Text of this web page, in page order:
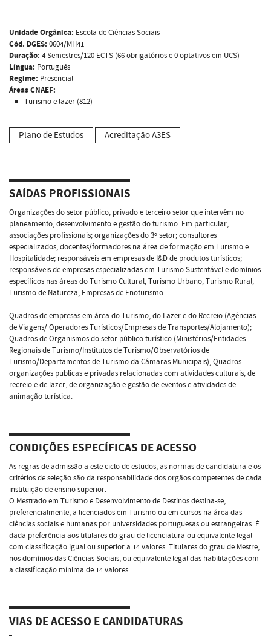
Unidade Orgânica: Escola de Ciências Sociais
Cód. DGES: 0604/MH41
Duração: 4 Semestres/120 ECTS (66 obrigatórios e 0 optativos em UCS)
Língua: Português
Regime: Presencial
Áreas CNAEF:
Turismo e lazer (812)
Plano de Estudos Acreditação A3ES
SAÍDAS PROFISSIONAIS
Organizações do setor público, privado e terceiro setor que intervêm no
planeamento, desenvolvimento e gestão do turismo. Em particular,
associações profissionais; organizações do 3º setor; consultores
especializados; docentes/formadores na área de formação em Turismo e
Hospitalidade; responsáveis em empresas de I&D de produtos turísticos;
responsáveis de empresas especializadas em Turismo Sustentável e domínios
específicos nas áreas do Turismo Cultural, Turismo Urbano, Turismo Rural,
Turismo de Natureza; Empresas de Enoturismo.
Quadros de empresas em área do Turismo, do Lazer e do Recreio (Agências
de Viagens/ Operadores Turísticos/Empresas de Transportes/Alojamento);
Quadros de Organismos do setor público turístico (Ministérios/Entidades
Regionais de Turismo/Institutos de Turismo/Observatórios de
Turismo/Departamentos de Turismo da Câmaras Municipais); Quadros
organizações publicas e privadas relacionadas com atividades culturais, de
recreio e de lazer, de organização e gestão de eventos e atividades de
animação turística.
CONDIÇÕES ESPECÍFICAS DE ACESSO
As regras de admissão a este ciclo de estudos, as normas de candidatura e os
critérios de seleção são da responsabilidade dos orgãos competentes de cada
instituição de ensino superior.
O Mestrado em Turismo e Desenvolvimento de Destinos destina-se,
preferencialmente, a licenciados em Turismo ou em cursos na área das
ciências sociais e humanas por universidades portuguesas ou estrangeiras. É
dada preferência aos titulares do grau de licenciatura ou equivalente legal
com classificação igual ou superior a 14 valores. Titulares do grau de Mestre,
nos domínios das Ciências Sociais, ou equivalente legal das habilitações com
a classificação mínima de 14 valores.
VIAS DE ACESSO E CANDIDATURAS